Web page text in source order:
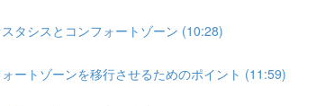
タシスとコンフォートゾーン (10:28)
ートゾーンを移行させるためのポイント (11:59)